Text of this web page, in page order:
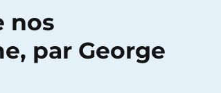
nos
par George